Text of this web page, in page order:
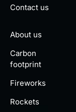
Contact us
About us
Carbon
footprint
Fireworks
Rockets